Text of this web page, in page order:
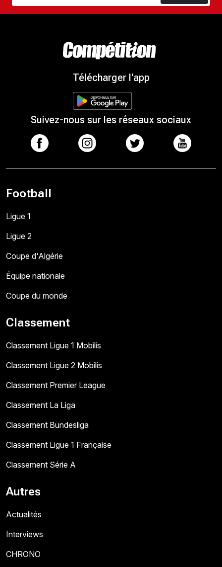
Télécharger l'app
Suivez-nous sur les réseaux sociaux
Football
Ligue 1
Ligue 2
Coupe d'Algérie
Équipe nationale
Coupe du monde
Classement
Classement Ligue 1 Mobilis
Classement Ligue 2 Mobilis
Classement Premier League
Classement La Liga
Classement Bundesliga
Classement Ligue 1 Française
Classement Série A
Autres
Actualités
Interviews
CHRONO